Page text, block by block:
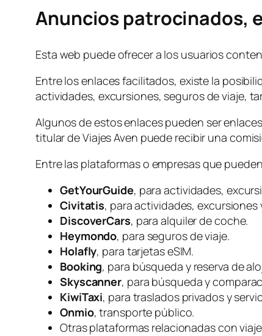
Anuncios patrocinados,
Esta web puede ofrecer a los usuarios
Entre los enlaces facilitados, existe la
actividades, excursiones, seguros de viaje,
Algunos de estos enlaces pueden ser
titular de Viajes Aven puede recibir una
Entre las plataformas o empresas que
GetYourGuide, para actividades,
Civitatis, para actividades, excursiones
DiscoverCars, para alquiler de coche.
Heymondo, para seguros de viaje.
Holafly, para tarjetas eSIM.
Booking, para búsqueda y reserva de
Skyscanner, para búsqueda y
KiwiTaxi, para traslados privados y
Onmio, transporte público.
Otras plataformas relacionadas con